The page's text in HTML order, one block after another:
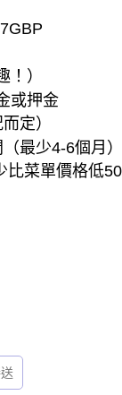
）
或押金
定）
最少4-6個月）
菜單價格低50